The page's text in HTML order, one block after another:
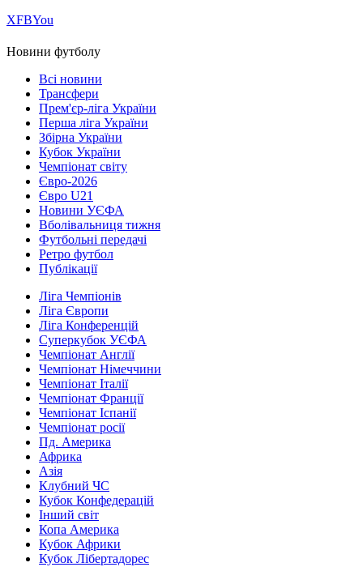
ХFBYou
Новини футболу
Всі новини
Трансфери
Прем'єр-ліга України
Перша ліга України
Збірна України
Кубок України
Чемпіонат світу
Євро-2026
Євро U21
Новини УЄФА
Вболівальниця тижня
Футбольні передачі
Ретро футбол
Публікації
Ліга Чемпіонів
Ліга Європи
Ліга Конференцій
Суперкубок УЄФА
Чемпіонат Англії
Чемпіонат Німеччини
Чемпіонат Італії
Чемпіонат Франції
Чемпіонат Іспанії
Чемпіонат росії
Пд. Америка
Африка
Азія
Клубний ЧС
Кубок Конфедерацій
Інший світ
Копа Америка
Кубок Африки
Кубок Лібертадорес